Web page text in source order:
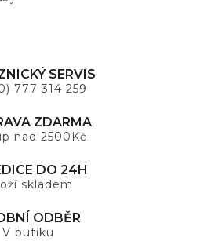
SERVIS
777 314 259
ZDARMA
nad 2500Kč
DO 24H
skladem
ODBĚR
V butiku